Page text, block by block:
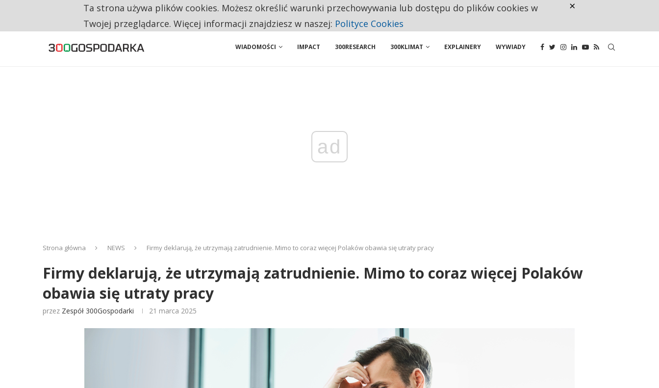
RESTRYKCJE CHIN UDERZAJĄ W EUROPEJSKI PRZEMYSŁ. NA LIŚCIE SĄ DWA PODMIOTY Z POLSKI
WIADOMOŚCI IMPACT 300RESEARCH 300KLIMAT EXPLAINERY WYWIADY
ad
Strona główna NEWS Firmy deklarują, że utrzymają zatrudnienie. Mimo to coraz więcej Polaków obawia się utraty pracy
Firmy deklarują, że utrzymają zatrudnienie. Mimo to coraz więcej Polaków
obawia się utraty pracy
przez Zespół 300Gospodarki 21 marca 2025
Ta strona używa plików cookies. Możesz określić warunki przechowywania lub dostępu do plików cookies w
Twojej przeglądarce. Więcej informacji znajdziesz w naszej: Polityce Cookies
×